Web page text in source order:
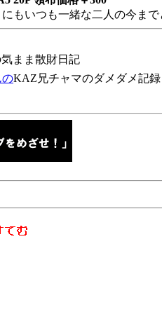
もいつも一緒な二人の今ま
まま散財日記
KAZ兄チャマのダメダメ記録